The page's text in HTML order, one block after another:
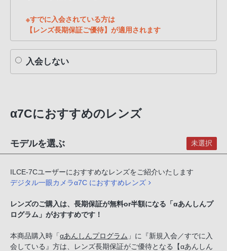
※すでに入会されている方は
【レンズ長期保証ご優待】が適用されます
入会しない
α7Cにおすすめのレンズ
モデルを選ぶ 未選択
ILCE-7Cユーザーにおすすめなレンズをご紹介いたします
デジタル一眼カメラα7C におすすめレンズ
レンズのご購入は、長期保証が無料or半額になる「αあんしんプ
ログラム」がおすすめです！
本商品購入時「 αあんしんプログラム 」に『新規入会／すでに入
会している』方は、レンズ長期保証がご優待となる【αあんしん